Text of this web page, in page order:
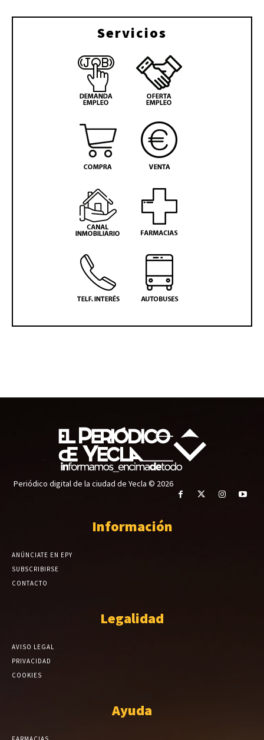
Servicios
Periódico digital de la ciudad de Yecla © 2026
Información
ANÚNCIATE EN EPY
SUBSCRIBIRSE
CONTACTO
Legalidad
AVISO LEGAL
PRIVACIDAD
COOKIES
Ayuda